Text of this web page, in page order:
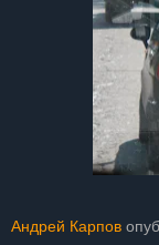
Андрей Карпов